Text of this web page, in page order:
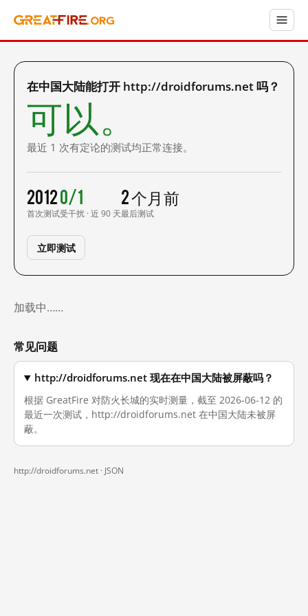
在中国大陆能打开 http://droidforums.net 吗？
可以。
最近 1 次有定论的测试均正常连接。
2012
首次测试
0/1
受干扰 · 近 90 天
2 个月前
最后测试
立即测试
加载中……
常见问题
http://droidforums.net 现在在中国大陆被屏蔽吗？
根据 GreatFire 对防火长城的实时测量，截至 2026-06-12 的
最近一次测试，http://droidforums.net 在中国大陆未被屏
蔽。
http://droidforums.net · JSON